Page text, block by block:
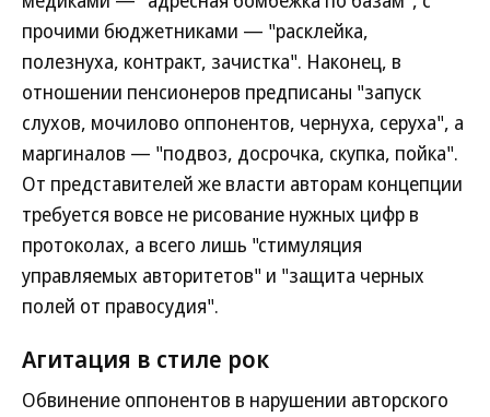
прочими бюджетниками — "расклейка,
полезнуха, контракт, зачистка". Наконец, в
отношении пенсионеров предписаны "запуск
слухов, мочилово оппонентов, чернуха, серуха", а
маргиналов — "подвоз, досрочка, скупка, пойка".
От представителей же власти авторам концепции
требуется вовсе не рисование нужных цифр в
протоколах, а всего лишь "стимуляция
управляемых авторитетов" и "защита черных
полей от правосудия".
Агитация в стиле рок
Обвинение оппонентов в нарушении авторского